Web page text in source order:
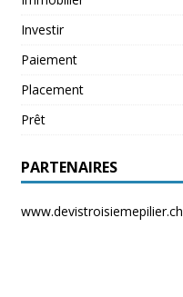
Investir
Paiement
Placement
Prêt
PARTENAIRES
www.devistroisiemepilier.ch